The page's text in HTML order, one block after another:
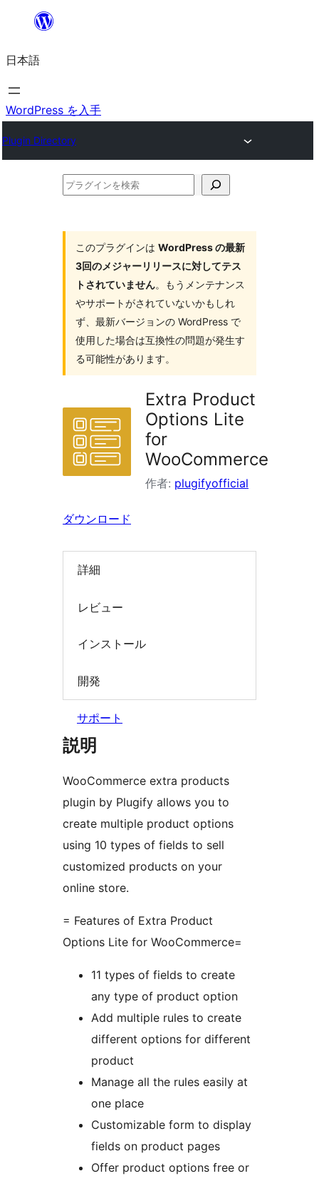
を
ス
キ
プ
日本語
WordPress を入手
Plugin Directory
プ
このプラグインは WordPress の最新
3回のメジャーリリースに対してテス
トされていません。もうメンテナンス
やサポートがされていないかもしれ
ず、最新バージョンの WordPress で
使用した場合は互換性の問題が発生す
る可能性があります。
Extra Product
Options Lite
for
WooCommerce
作者: plugifyofficial
ダウンロード
詳細
レビュー
インストール
開発
サポート
説明
WooCommerce extra products
plugin by Plugify allows you to
create multiple product options
using 10 types of fields to sell
customized products on your
online store.
= Features of Extra Product
Options Lite for WooCommerce=
11 types of fields to create
any type of product option
Add multiple rules to create
different options for different
product
Manage all the rules easily at
one place
Customizable form to display
fields on product pages
Offer product options free or